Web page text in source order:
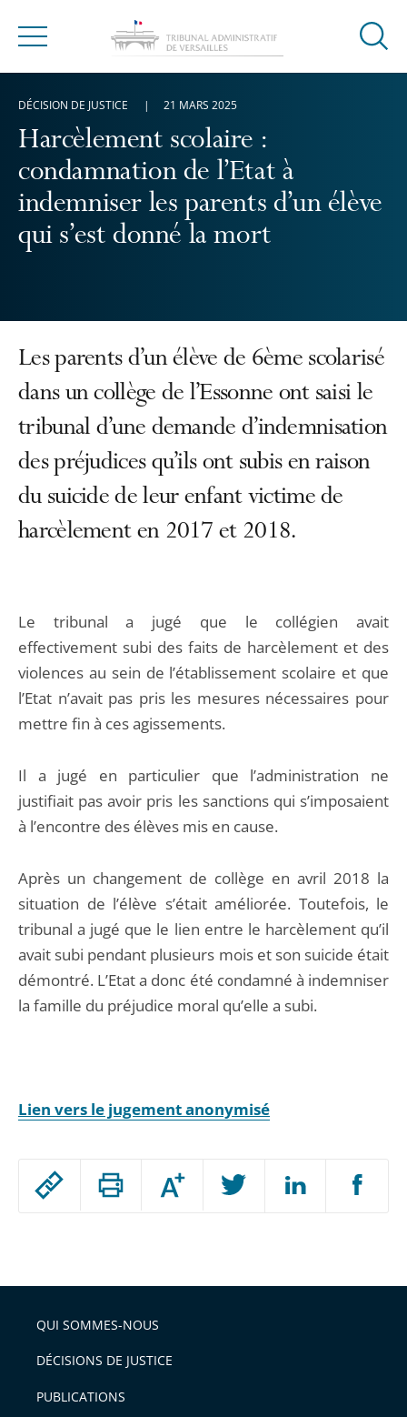
Menu
Ouvrir
Harcèlement scolaire :
condamnation de l’Etat à
indemniser les parents d’un élève
qui s’est donné la mort
DÉCISION DE JUSTICE 21 MARS 2025
Passer
arriver
après
Augmenter
ou
l'article
pour
avant
Les parents d’un élève de 6ème scolarisé
dans un collège de l’Essonne ont saisi le
tribunal d’une demande d’indemnisation
des préjudices qu’ils ont subis en raison
du suicide de leur enfant victime de
harcèlement en 2017 et 2018.
Le tribunal a jugé que le collégien avait
effectivement subi des faits de harcèlement et des
violences au sein de l’établissement scolaire et que
l’Etat n’avait pas pris les mesures nécessaires pour
mettre fin à ces agissements.
Il a jugé en particulier que l’administration ne
justifiait pas avoir pris les sanctions qui s’imposaient
à l’encontre des élèves mis en cause.
Après un changement de collège en avril 2018 la
situation de l’élève s’était améliorée. Toutefois, le
tribunal a jugé que le lien entre le harcèlement qu’il
avait subi pendant plusieurs mois et son suicide était
démontré. L’Etat a donc été condamné à indemniser
la famille du préjudice moral qu’elle a subi.
Lien vers le jugement anonymisé
QUI SOMMES-NOUS
DÉCISIONS DE JUSTICE
PUBLICATIONS